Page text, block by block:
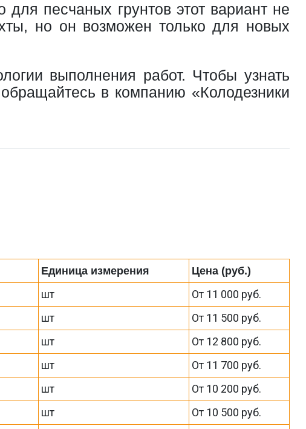
песчаных грунтов этот вариант не
но он возможен только для новых
выполнения работ. Чтобы узнать
в компанию «Колодезники
Единица измерения Цена (руб.)
шт
От 11 000 руб.
шт
От 11 500 руб.
шт
От 12 800 руб.
шт
От 11 700 руб.
шт
От 10 200 руб.
шт
От 10 500 руб.